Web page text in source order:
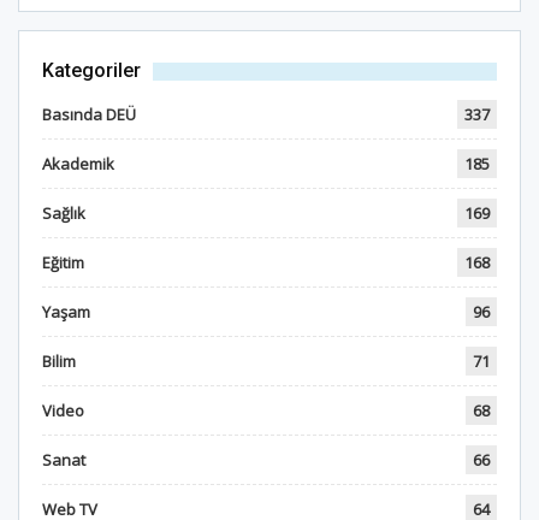
Kategoriler
Basında DEÜ 337
Akademik 185
Sağlık 169
Eğitim 168
Yaşam 96
Bilim 71
Video 68
Sanat 66
Web TV 64